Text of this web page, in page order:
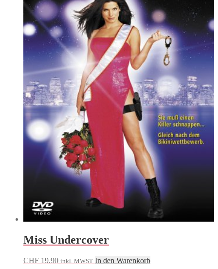
Miss Undercover
CHF 19.90 inkl. MWST In den Warenkorb